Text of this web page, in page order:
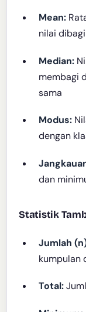
Mean:
nilai
Median:
membagi
sama
Modus:
dengan
dan
Statistik
Jumlah
kumpulan
Total: